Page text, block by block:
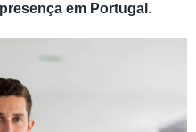
em Portugal .